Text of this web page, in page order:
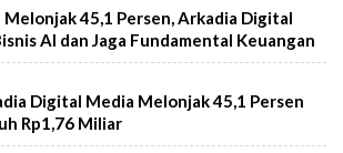
Melonjak 45,1 Persen, Arkadia Digital
AI dan Jaga Fundamental Keuangan
Digital Media Melonjak 45,1 Persen
Rp1,76 Miliar